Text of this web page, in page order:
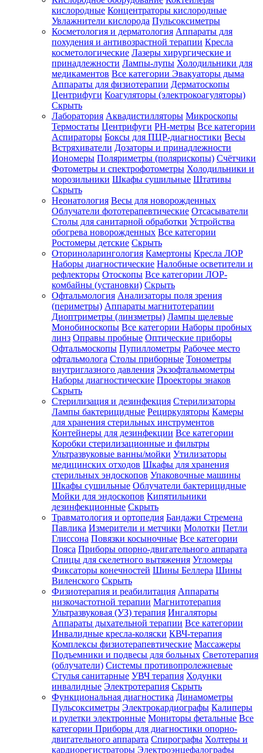
Зарегистрироваться
Зачем
регистрироваться?
Все
покупки
одном
месте
Личный
менеджер
Отслеживание
статуса
заказа
кислородные Концентраторы кислородные
Увлажнители кислорода Пульсоксиметры
Косметология и дерматология Аппараты для
похудения и антивозрастной терапии Кресла
косметологические Лазеры хирургические и
принадлежности Лампы-лупы Холодильники для
медикаментов Все категории Эвакуаторы дыма
Аппараты для физиотерапии Дерматоскопы
Центрифуги Коагуляторы (электрокоагуляторы)
Скрыть
Лаборатория Аквадистилляторы Микроскопы
Термостаты Центрифуги PH-метры Все категории
Аспираторы Боксы для ПЦР-диагностики Весы
Встряхиватели Дозаторы и принадлежности
Иономеры Поляриметры (полярископы) Счётчики
Фотометры и спектрофотометры Холодильники и
морозильники Шкафы сушильные Штативы
Скрыть
Неонатология Весы для новорожденных
Облучатели фототерапевтические Отсасыватели
Столы для санитарной обработки Устройства
обогрева новорожденных Все категории
Ростомеры детские Скрыть
Оториноларингология Камертоны Кресла ЛОР
Наборы диагностические Налобные осветители и
рефлекторы Отоскопы Все категории ЛОР-
комбайны (установки) Скрыть
Офтальмология Анализаторы поля зрения
(периметры) Аппараты магнитотерапии
Диоптриметры (линзметры) Лампы щелевые
Монобиноскопы Все категории Наборы пробных
линз Оправы пробные Оптические приборы
Офтальмоскопы Пупиллометры Рабочее место
офтальмолога Столы приборные Тонометры
внутриглазного давления Экзофтальмометры
Наборы диагностические Проекторы знаков
Скрыть
Стерилизация и дезинфекция Стерилизаторы
Лампы бактерицидные Рециркуляторы Камеры
для хранения стерильных инструментов
Контейнеры для дезинфекции Все категории
Коробки стерилизационные и фильтры
Ультразвуковые ванны/мойки Утилизаторы
медицинских отходов Шкафы для хранения
стерильных эндоскопов Упаковочные машины
Шкафы сушильные Облучатели бактерицидные
Мойки для эндоскопов Кипятильники
дезинфекционные Скрыть
Травматология и ортопедия Бандажи Стремена
Павлика Измерители и метчики Молотки Петли
Глиссона Повязки косыночные Все категории
Пояса Приборы опорно-двигательного аппарата
Спицы для скелетного вытяжения Угломеры
Фиксаторы конечностей Шины Беллера Шины
Виленского Скрыть
Физиотерапия и реабилитация Аппараты
низкочастотной терапии Магнитотерапия
Ультразвуковая (УЗ) терапия Ингаляторы
Аппараты дыхательной терапии Все категории
Инвалидные кресла-коляски КВЧ-терапия
Комплексы физиотерапевтические Массажеры
Подъемники и подвесы для больных Светотерапия
(облучатели) Системы противопролежневые
Стулья санитарные УВЧ терапия Ходунки
инвалидные Электротерапия Скрыть
Функциональная диагностика Динамометры
Пульсоксиметры Электрокардиографы Калиперы
и рулетки электронные Мониторы фетальные Все
категории Приборы для диагностики опорно-
двигательного аппарата Спирографы Холтеры и
кардиорегистраторы Электроэнцефалографы